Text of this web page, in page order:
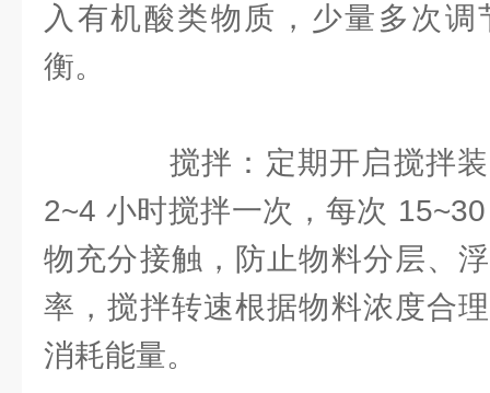
入有机酸类物质，少量多次
衡。
搅拌：定期开启搅拌装
2~4 小时搅拌一次，每次
物充分接触，防止物料分层、
率，搅拌转速根据物料浓度合
消耗能量。